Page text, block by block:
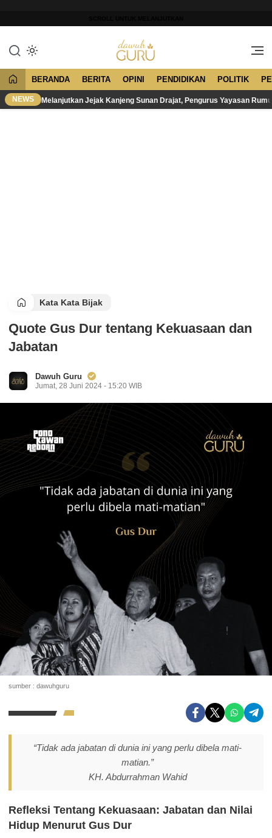
konten
Dawuh Guru
Merawat Tradisi, Membangun
BERANDA BERITA OPINI PENDIDIKAN POLITIK
NEWS Melanjutkan Jejak Kanjeng Sunan Drajat, Pengurus Yayasan
Kata Kata Bijak
Quote Gus Dur tentang Kekuasaan dan
Jabatan
Dawuh Guru
Jumat, 28 Juni 2024 - 15:20 WIB
sumber : dawuhguru
“Tidak ada jabatan di dunia ini yang perlu dibela mati-
matian.”
KH. Abdurrahman Wahid
Refleksi Tentang Kekuasaan: Jabatan dan Nilai
Hidup Menurut Gus Dur